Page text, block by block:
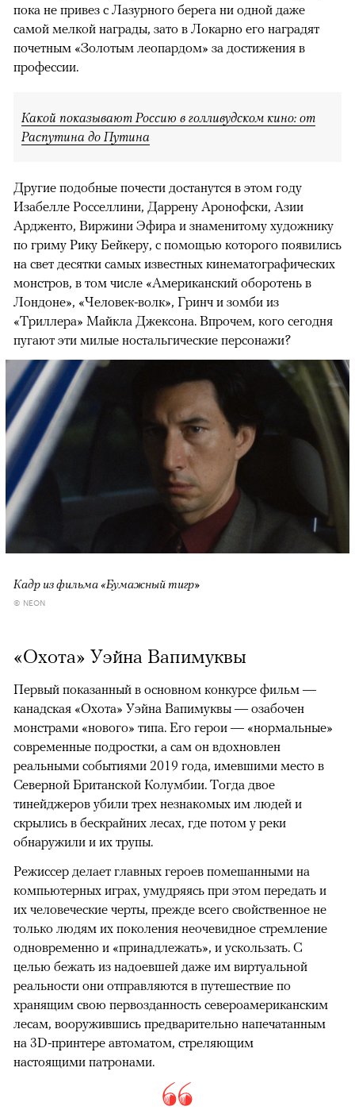
пока не привез с Лазурного берега ни одной даже
самой мелкой награды, зато в Локарно его наградят
почетным «Золотым леопардом» за достижения в
профессии.
Какой показывают Россию в голливудском кино: от
Распутина до Путина
Другие подобные почести достанутся в этом году
Изабелле Росселлини, Даррену Аронофски, Азии
Ардженто, Виржини Эфира и знаменитому художнику
по гриму Рику Бейкеру, с помощью которого появились
на свет десятки самых известных кинематографических
монстров, в том числе «Американский оборотень в
Лондоне», «Человек-волк», Гринч и зомби из
«Триллера» Майкла Джексона. Впрочем, кого сегодня
пугают эти милые ностальгические персонажи?
Кадр из фильма «Бумажный тигр»
© NEON
«Охота» Уэйна Вапимуквы
Первый показанный в основном конкурсе фильм —
канадская «Охота» Уэйна Вапимуквы — озабочен
монстрами «нового» типа. Его герои — «нормальные»
современные подростки, а сам он вдохновлен
реальными событиями 2019 года, имевшими место в
Северной Британской Колумбии. Тогда двое
тинейджеров убили трех незнакомых им людей и
скрылись в бескрайних лесах, где потом у реки
обнаружили и их трупы.
Режиссер делает главных героев помешанными на
компьютерных играх, умудряясь при этом передать и
их человеческие черты, прежде всего свойственное не
только людям их поколения неочевидное стремление
одновременно и «принадлежать», и ускользать. С
целью бежать из надоевшей даже им виртуальной
реальности они отправляются в путешествие по
хранящим свою первозданность североамериканским
лесам, вооружившись предварительно напечатанным
на 3D-принтере автоматом, стреляющим
настоящими патронами.